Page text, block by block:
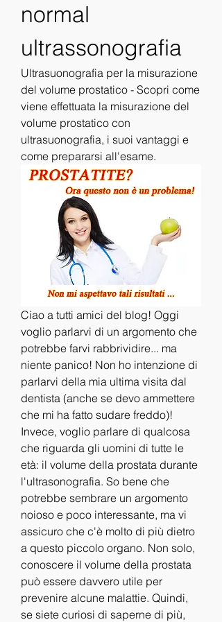
normal
ultrassonografia
Ultrasuonografia per la misurazione
del volume prostatico - Scopri come
viene effettuata la misurazione del
volume prostatico con
ultrasuonografia, i suoi vantaggi e
come prepararsi all'esame.
Ciao a tutti amici del blog! Oggi
voglio parlarvi di un argomento che
potrebbe farvi rabbrividire... ma
niente panico! Non ho intenzione di
parlarvi della mia ultima visita dal
dentista (anche se devo ammettere
che mi ha fatto sudare freddo)!
Invece, voglio parlare di qualcosa
che riguarda gli uomini di tutte le
età: il volume della prostata durante
l'ultrasonografia. So bene che
potrebbe sembrare un argomento
noioso e poco interessante, ma vi
assicuro che c'è molto di più dietro
a questo piccolo organo. Non solo,
conoscere il volume della prostata
può essere davvero utile per
prevenire alcune malattie. Quindi,
se siete curiosi di saperne di più,